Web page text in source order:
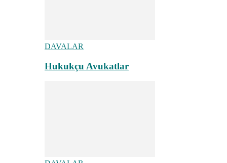
DAVALAR
Hukukçu Avukatlar